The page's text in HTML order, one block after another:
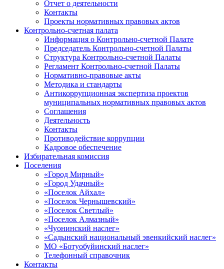
Отчет о деятельности
Контакты
Проекты нормативных правовых актов
Контрольно-счетная палата
Информация о Контрольно-счетной Палате
Председатель Контрольно-счетной Палаты
Структура Контрольно-счетной Палаты
Регламент Контрольно-счетной Палаты
Нормативно-правовые акты
Методика и стандарты
Антикоррупционная экспертиза проектов
муниципальных нормативных правовых актов
Соглашения
Деятельность
Контакты
Противодействие коррупции
Кадровое обеспечение
Избирательная комиссия
Поселения
«Город Мирный»
«Город Удачный»
«Поселок Айхал»
«Поселок Чернышевский»
«Поселок Светлый»
«Поселок Алмазный»
«Чуонинский наслег»
«Садынский национальный эвенкийский наслег»
МО «Ботуобуйинский наслег»
Телефонный справочник
Контакты